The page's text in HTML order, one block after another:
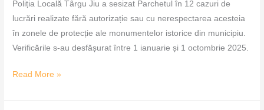
Poliția Locală Târgu Jiu a sesizat Parchetul în 12 cazuri de
lucrări realizate fără autorizație sau cu nerespectarea acesteia
în zonele de protecție ale monumentelor istorice din municipiu.
Verificările s-au desfășurat între 1 ianuarie și 1 octombrie 2025.
Read More »